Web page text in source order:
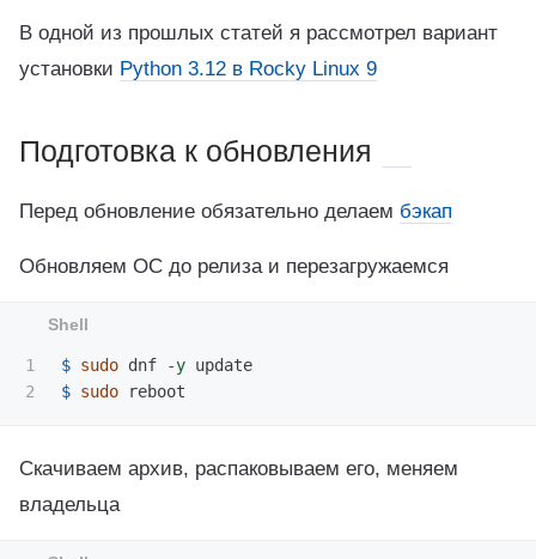
В одной из прошлых статей я рассмотрел вариант
установки Python 3.12 в Rocky Linux 9
Подготовка к обновления
Перед обновление обязательно делаем бэкап
Обновляем ОС до релиза и перезагружаемся
1
$ sudo dnf -y
$ sudo
Скачиваем архив, распаковываем его, меняем
владельца